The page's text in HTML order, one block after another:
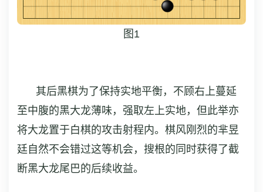
图1
其后黑棋为了保持实地平衡，不顾右上蔓延
至中腹的黑大龙薄味，强取左上实地，但此举亦
将大龙置于白棋的攻击射程内。棋风刚烈的芈昱
廷自然不会错过这等机会，搜根的同时获得了截
断黑大龙尾巴的后续收益。